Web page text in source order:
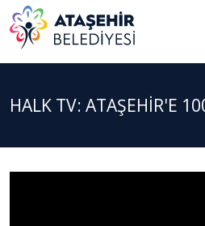
HALK TV: ATAŞEHİR'E